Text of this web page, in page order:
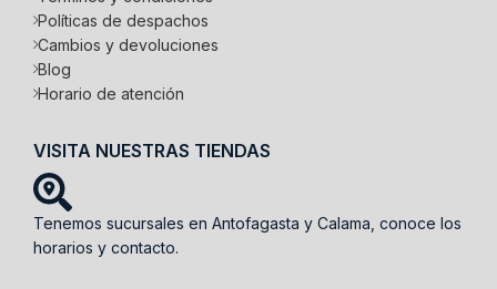
Políticas de despachos
Cambios y devoluciones
Blog
Horario de atención
VISITA NUESTRAS TIENDAS
Tenemos sucursales en Antofagasta y Calama, conoce los
horarios y contacto.